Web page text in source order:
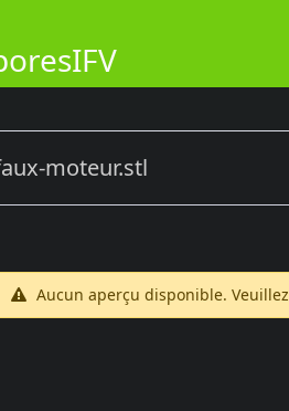
moteur.stl
Aucun aperçu disponible. Veuillez